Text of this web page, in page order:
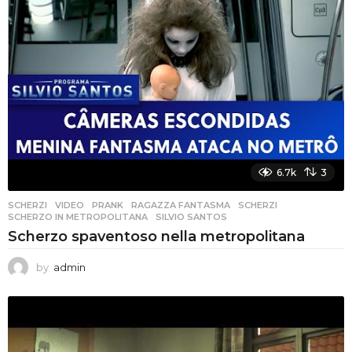
6.7k 3
SCHERZI ,VIDEO PRANK ,RAGAZZA FANTASMA ,SCHERZI
SCHERZO IN METROPOLITANA
,SILVIO SANTOS
Scherzo spaventoso nella metropolitana
by admin